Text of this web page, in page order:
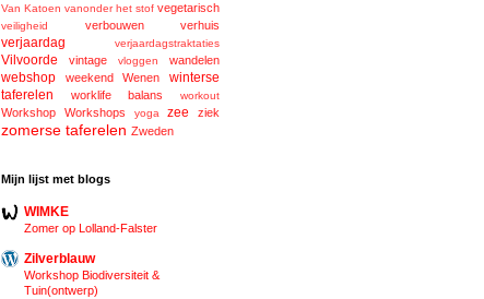
Van Katoen vanonder het stof vegetarisch
veiligheid verbouwen verhuis
verjaardag verjaardagstraktaties
Vilvoorde vintage vloggen wandelen
webshop weekend Wenen
winterse
taferelen
worklife balans workout
Workshop Workshops yoga zee ziek
zomerse taferelen Zweden
Mijn lijst met blogs
WIMKE
Zomer op Lolland-Falster
Zilverblauw
Workshop Biodiversiteit &
Tuin(ontwerp)